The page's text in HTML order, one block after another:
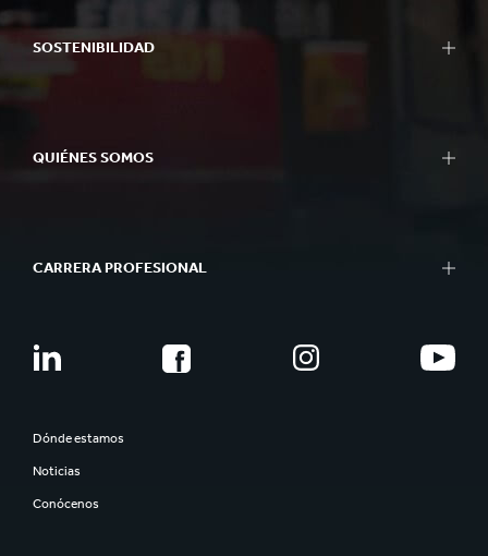
SOSTENIBILIDAD
QUIÉNES SOMOS
CARRERA PROFESIONAL
Dónde estamos
Noticias
Conócenos